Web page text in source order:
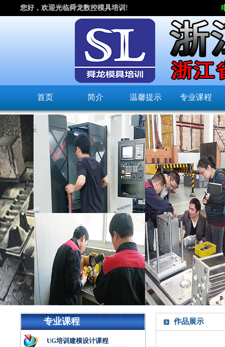
您好，欢迎光临舜龙数控模具培训!
首页 简介 温馨提示 专业课程
专业课程
UG培训建模设计课程
作品展示